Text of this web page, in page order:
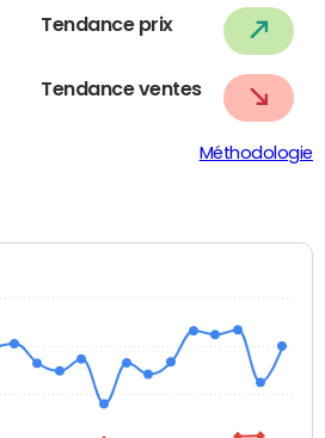
Tendance prix
Tendance ventes
Méthodologie